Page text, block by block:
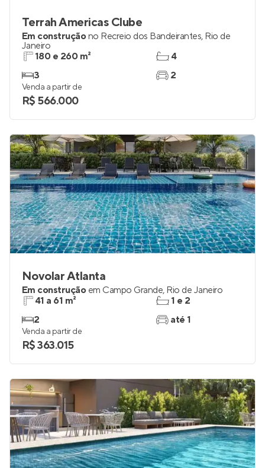
Terrah Americas Clube
Em construçãono Recreio dos Bandeirantes, Rio de
Janeiro
180 e 260 m²
3
4
2
Venda a partir de
R$ 566.000
Novolar Atlanta
Em construção em Campo Grande, Rio de Janeiro
41 a 61 m²
2
1 e 2
até 1
Venda a partir de
R$ 363.015